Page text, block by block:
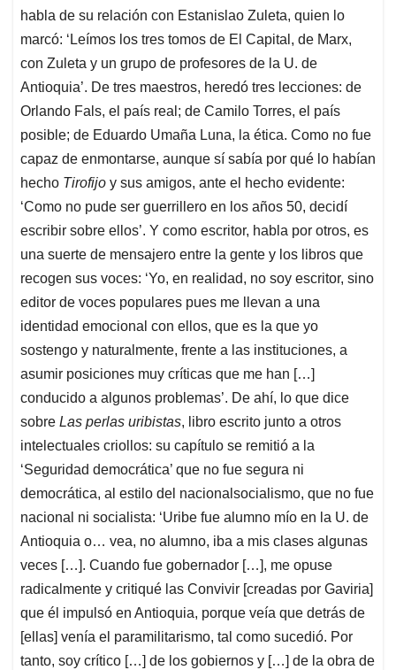
habla de su relación con Estanislao Zuleta, quien lo
marcó: ‘Leímos los tres tomos de El Capital, de Marx,
con Zuleta y un grupo de profesores de la U. de
Antioquia’. De tres maestros, heredó tres lecciones: de
Orlando Fals, el país real; de Camilo Torres, el país
posible; de Eduardo Umaña Luna, la ética. Como no fue
capaz de enmontarse, aunque sí sabía por qué lo habían
hecho Tirofijo y sus amigos, ante el hecho evidente:
‘Como no pude ser guerrillero en los años 50, decidí
escribir sobre ellos’. Y como escritor, habla por otros, es
una suerte de mensajero entre la gente y los libros que
recogen sus voces: ‘Yo, en realidad, no soy escritor, sino
editor de voces populares pues me llevan a una
identidad emocional con ellos, que es la que yo
sostengo y naturalmente, frente a las instituciones, a
asumir posiciones muy críticas que me han […]
conducido a algunos problemas’. De ahí, lo que dice
sobre Las perlas uribistas, libro escrito junto a otros
intelectuales criollos: su capítulo se remitió a la
‘Seguridad democrática’ que no fue segura ni
democrática, al estilo del nacionalsocialismo, que no fue
nacional ni socialista: ‘Uribe fue alumno mío en la U. de
Antioquia o… vea, no alumno, iba a mis clases algunas
veces […]. Cuando fue gobernador […], me opuse
radicalmente y critiqué las Convivir [creadas por Gaviria]
que él impulsó en Antioquia, porque veía que detrás de
[ellas] venía el paramilitarismo, tal como sucedió. Por
tanto, soy crítico […] de los gobiernos y […] de la obra de